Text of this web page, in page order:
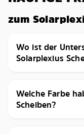
zum
Wo ist der
Solarplexius
Welche Farbe
Scheiben?